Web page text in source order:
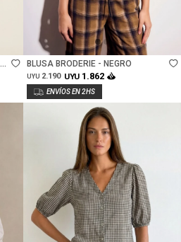
Talle
BLUSA BRODERIE - NEGRO
UYU 2.190 UYU 1.862